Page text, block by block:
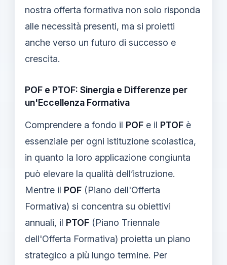
nostra offerta formativa non solo risponda
alle necessità presenti, ma si proietti
anche verso un futuro di successo e
crescita.
POF e PTOF: Sinergia e Differenze per
un'Eccellenza Formativa
Comprendere a fondo il POF e il PTOF è
essenziale per ogni istituzione scolastica,
in quanto la loro applicazione congiunta
può elevare la qualità dell’istruzione.
Mentre il POF (Piano dell'Offerta
Formativa) si concentra su obiettivi
annuali, il PTOF (Piano Triennale
dell'Offerta Formativa) proietta un piano
strategico a più lungo termine. Per